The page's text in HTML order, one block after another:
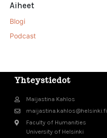
Aiheet
Blogi
Podcast
Yhteystiedot
Maijastina Kahlos
maijastina.kahlos@helsinki.fi
Faculty of Humanities
University of Helsinki